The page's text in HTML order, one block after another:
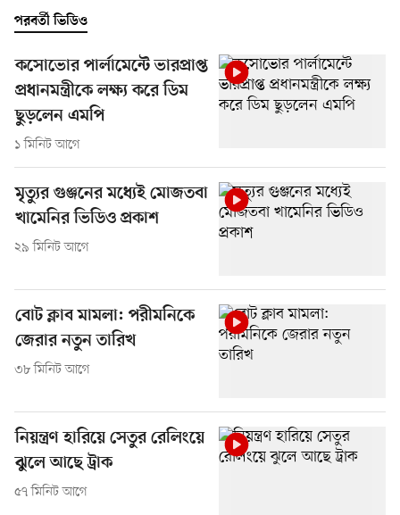
পরবর্তী ভিডিও
কসোভোর পার্লামেন্টে ভারপ্রাপ্ত
প্রধানমন্ত্রীকে লক্ষ্য করে ডিম
ছুড়লেন এমপি
১ মিনিট আগে
মৃত্যুর গুঞ্জনের মধ্যেই মোজতবা
খামেনির ভিডিও প্রকাশ
২৯ মিনিট আগে
বোট ক্লাব মামলা: পরীমনিকে
জেরার নতুন তারিখ
৩৮ মিনিট আগে
নিয়ন্ত্রণ হারিয়ে সেতুর রেলিংয়ে
ঝুলে আছে ট্রাক
৫৭ মিনিট আগে